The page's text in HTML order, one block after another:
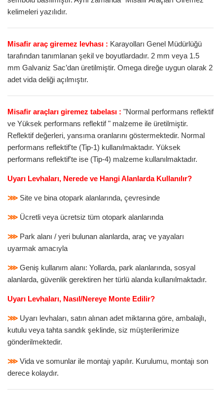
kelimeleri yazılıdır.
Misafir araç giremez levhası : Karayolları Genel Müdürlüğü
tarafından tanımlanan şekil ve boyutlardadır. 2 mm veya 1.5
mm Galvaniz Sac’dan üretilmiştir. Omega direğe uygun olarak 2
adet vida deliği açılmıştır.
Misafir araçları giremez tabelası : "Normal performans reflektif
ve Yüksek performans reflektif " malzeme ile üretilmiştir.
Reflektif değerleri, yansıma oranlarını göstermektedir. Normal
performans reflektif'te (Tip-1) kullanılmaktadır. Yüksek
performans reflektif'te ise (Tip-4) malzeme kullanılmaktadır.
Uyarı Levhaları, Nerede ve Hangi Alanlarda Kullanılır?
⋙ Site ve bina otopark alanlarında, çevresinde
⋙ Ücretli veya ücretsiz tüm otopark alanlarında
⋙ Park alanı / yeri bulunan alanlarda, araç ve yayaları
uyarmak amacıyla
⋙ Geniş kullanım alanı: Yollarda, park alanlarında, sosyal
alanlarda, güvenlik gerektiren her türlü alanda kullanılmaktadır.
Uyarı Levhaları, Nasıl/Nereye Monte Edilir?
⋙ Uyarı levhaları, satın alınan adet miktarına göre, ambalajlı,
kutulu veya tahta sandık şeklinde, siz müşterilerimize
gönderilmektedir.
⋙ Vida ve somunlar ile montajı yapılır. Kurulumu, montajı son
derece kolaydır.